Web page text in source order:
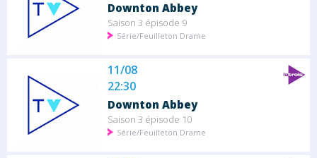
Downton Abbey
Saison 3 épisode 9
Série/Feuilleton Drame
11/08
22:30
Downton Abbey
Saison 3 épisode 10
Série/Feuilleton Drame